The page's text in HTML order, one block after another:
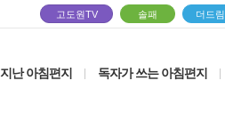
고도원TV 솔패 더드림
지난 아침편지 독자가 쓰는 아침편지